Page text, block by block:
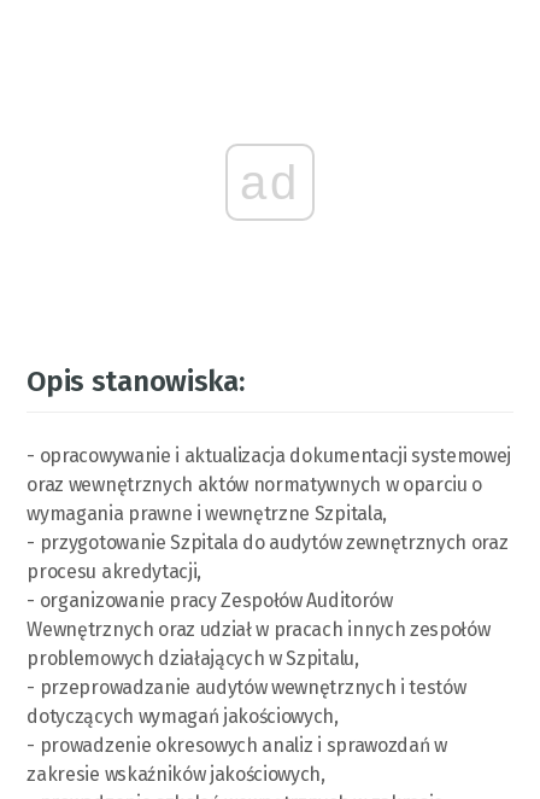
ad
Opis stanowiska:
- opracowywanie i aktualizacja dokumentacji systemowej
oraz wewnętrznych aktów normatywnych w oparciu o
wymagania prawne i wewnętrzne Szpitala,
- przygotowanie Szpitala do audytów zewnętrznych oraz
procesu akredytacji,
- organizowanie pracy Zespołów Auditorów
Wewnętrznych oraz udział w pracach innych zespołów
problemowych działających w Szpitalu,
- przeprowadzanie audytów wewnętrznych i testów
dotyczących wymagań jakościowych,
- prowadzenie okresowych analiz i sprawozdań w
zakresie wskaźników jakościowych,